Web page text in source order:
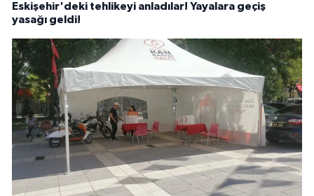
Eskişehir'deki tehlikeyi anladılar! Yayalara geçiş
yasağı geldi!